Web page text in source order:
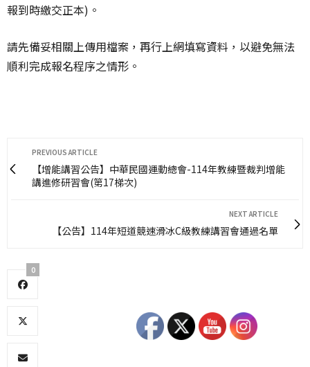
報到時繳交正本)。
請先備妥相關上傳用檔案，再行上網填寫資料，以避免無法
順利完成報名程序之情形。
PREVIOUS ARTICLE
【增能講習公告】中華民國運動總會-114年教練暨裁判增能
講進修研習會(第17梯次)
NEXT ARTICLE
【公告】114年短道競速滑冰C級教練講習會通過名單
0